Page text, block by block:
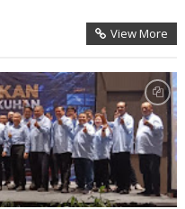
View More